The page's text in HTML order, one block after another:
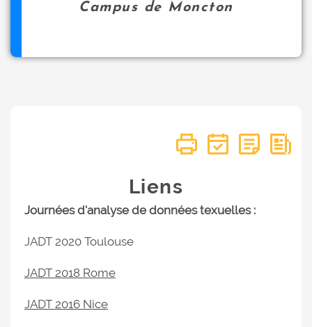
Campus de Moncton
Liens
Journées d'analyse de données texuelles :
JADT 2020 Toulouse
JADT 2018 Rome
JADT 2016 Nice